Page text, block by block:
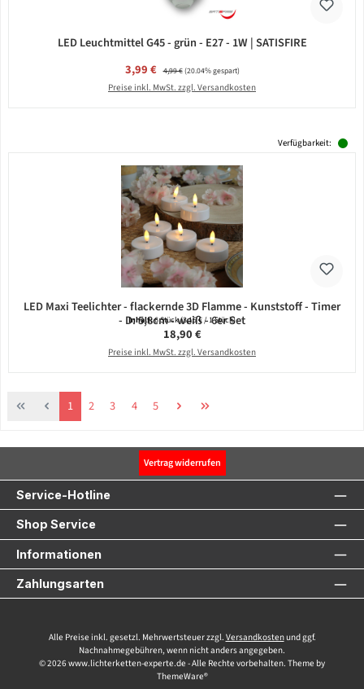
LED Leuchtmittel G45 - grün - E27 - 1W | SATISFIRE
Verkaufspreis:
3,99 € Regulärer Preis:
4,99 €(20.04% gespart)
Preise inkl. MwSt. zzgl. Versandkosten
Verfügbarkeit:
LED Maxi Teelichter - flackernde 3D Flamme - Kunststoff - Timer
- D: 5,8cm - weiß - 6er Set
Inhalt:6 Stück(3,15 € / 1 Stück)
Regulärer Preis:
18,90 €
Preise inkl. MwSt. zzgl. Versandkosten
Seite
1 Seite
2 Seite
3 Seite
4 Seite
5
Vertrag widerrufen
Service-Hotline
Shop Service
Informationen
Zahlungsarten
Alle Preise inkl. gesetzl. Mehrwertsteuer zzgl. Versandkostenund ggf.
Nachnahmegebühren, wenn nicht anders angegeben.
© 2026 www.lichterketten-experte.de - Alle Rechte vorbehalten. Theme by
ThemeWare®